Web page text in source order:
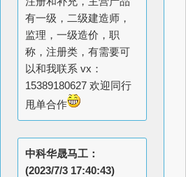
有一级，二级建造师，
监理，一级造价，职
称，注册类，有需要可
以和我联系 vx：
15389180627 欢迎同行
甩单合作
中科华晟马工：
(2023/7/3 17:40:43)